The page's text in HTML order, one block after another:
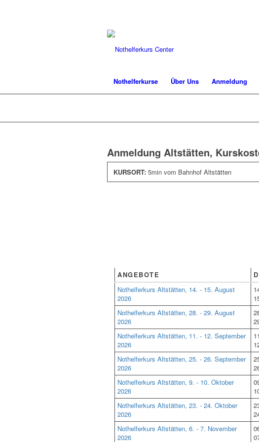
Nothelferkurse Über Uns Anmeldung
Anmeldung Altstätten,
KURSORT: 5min vom Bahnhof Altstätten
ANGEBOTE
Nothelferkurs Altstätten, 14. - 15. August
2026
Nothelferkurs Altstätten, 28. - 29. August
2026
Nothelferkurs Altstätten, 11. - 12. September
2026
Nothelferkurs Altstätten, 25. - 26. September
2026
Nothelferkurs Altstätten, 9. - 10. Oktober
2026
Nothelferkurs Altstätten, 23. - 24. Oktober
2026
Nothelferkurs Altstätten, 6. - 7. November
2026